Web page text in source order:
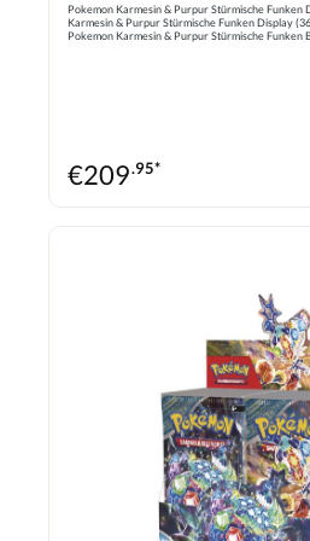
Pokemon Karmesin & Purpur Stürmische Funken
Karmesin & Purpur Stürmische Funken Display
Pokemon Karmesin & Purpur Stürmische
€209.95*